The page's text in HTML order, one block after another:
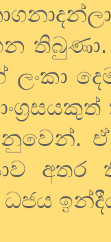
තිබුණා.
අතර